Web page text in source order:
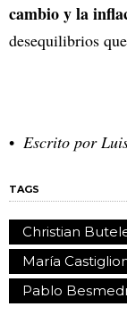
cambio y la
desequilibrios
Escrito por
TAGS
Christian
María
Pablo